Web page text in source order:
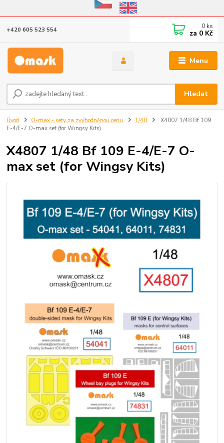
Eshop v provozu do 31.10.2026
Menu
Hledat
+420 605 523 554 0 ks
za 0 Kč
Úvod O-max - sety za zvýhodněnou cenu 1/48
X4807 1/48 Bf 109
E-4/E-7 O-max set (for Wingsy Kits)
X4807 1/48 Bf 109 E-4/E-7 O-
max set (for Wingsy Kits)